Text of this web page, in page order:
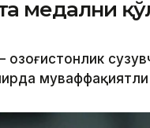
медални
Қозоғистонлик